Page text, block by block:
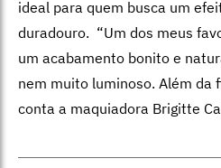
ideal para quem busca um
duradouro. “Um dos meus
um acabamento bonito e
nem muito luminoso. Além da
conta a maquiadora Brigitte